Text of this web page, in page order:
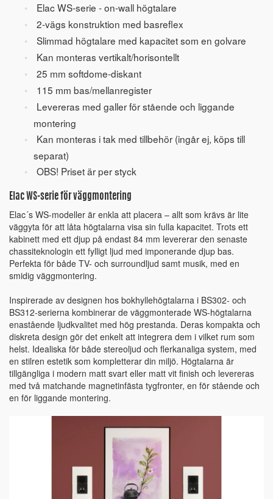
Elac WS-serie - on-wall högtalare
2-vägs konstruktion med basreflex
Slimmad högtalare med kapacitet som en golvare
Kan monteras vertikalt/horisontellt
25 mm softdome-diskant
115 mm bas/mellanregister
Levereras med galler för stående och liggande
montering
Kan monteras i tak med tillbehör (ingår ej, köps till
separat)
OBS! Priset är per styck
Elac WS-serie för väggmontering
Elac´s WS-modeller är enkla att placera – allt som krävs är lite
väggyta för att låta högtalarna visa sin fulla kapacitet. Trots ett
kabinett med ett djup på endast 84 mm levererar den senaste
chassiteknologin ett fylligt ljud med imponerande djup bas.
Perfekta för både TV- och surroundljud samt musik, med en
smidig väggmontering.
Inspirerade av designen hos bokhyllehögtalarna i BS302- och
BS312-serierna kombinerar de väggmonterade WS-högtalarna
enastående ljudkvalitet med hög prestanda. Deras kompakta och
diskreta design gör det enkelt att integrera dem i vilket rum som
helst. Idealiska för både stereoljud och flerkanaliga system, med
en stilren estetik som kompletterar din miljö. Högtalarna är
tillgängliga i modern matt svart eller matt vit finish och levereras
med två matchande magnetinfästa tygfronter, en för stående och
en för liggande montering.